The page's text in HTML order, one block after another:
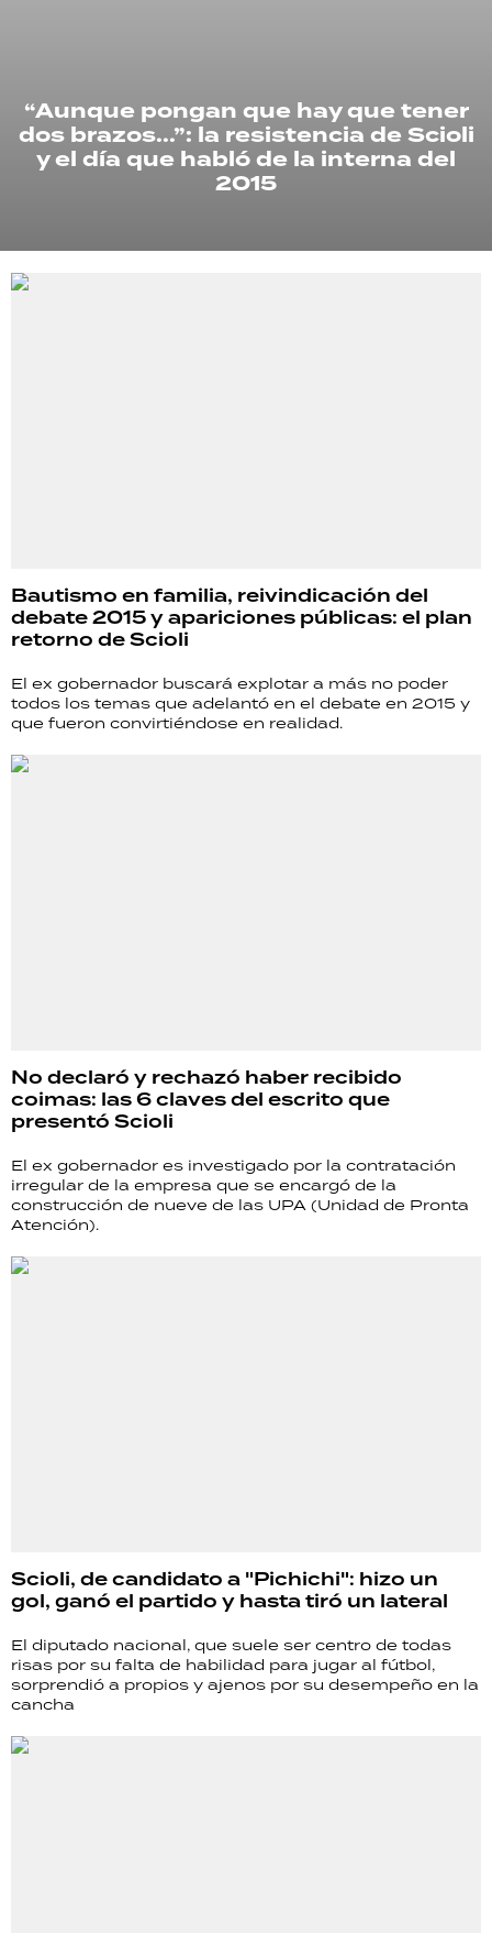
“Aunque pongan que hay que tener
dos brazos...”: la resistencia de Scioli
y el día que habló de la interna del
2015
Bautismo en familia, reivindicación del
debate 2015 y apariciones públicas: el plan
retorno de Scioli
El ex gobernador buscará explotar a más no poder
todos los temas que adelantó en el debate en 2015 y
que fueron convirtiéndose en realidad.
No declaró y rechazó haber recibido
coimas: las 6 claves del escrito que
presentó Scioli
El ex gobernador es investigado por la contratación
irregular de la empresa que se encargó de la
construcción de nueve de las UPA (Unidad de Pronta
Atención).
Scioli, de candidato a "Pichichi": hizo un
gol, ganó el partido y hasta tiró un lateral
El diputado nacional, que suele ser centro de todas
risas por su falta de habilidad para jugar al fútbol,
sorprendió a propios y ajenos por su desempeño en la
cancha
RECETAS
PALABRAS